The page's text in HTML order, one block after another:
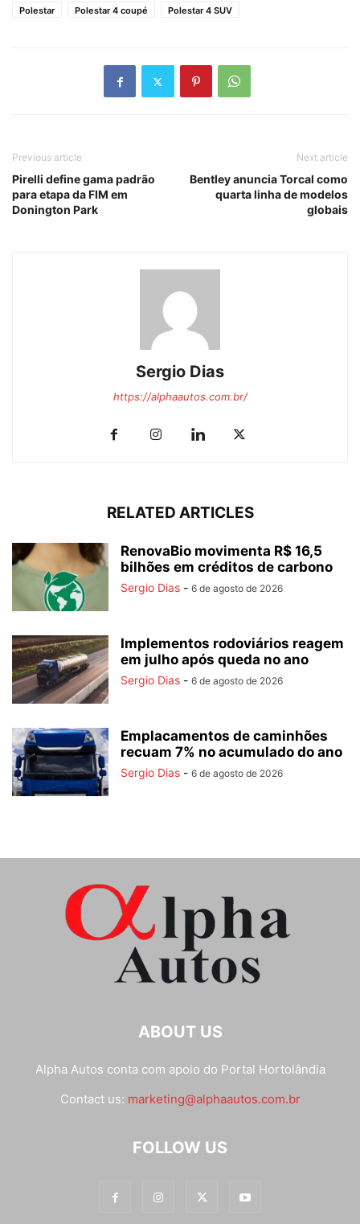
Polestar
Polestar 4 coupé Polestar 4 SUV
Previous article
Pirelli define gama padrão
para etapa da FIM em
Donington Park
Next article
Bentley anuncia Torcal como
quarta linha de modelos
globais
Sergio Dias
https://alphaautos.com.br/
RELATED ARTICLES
RenovaBio movimenta R$ 16,5
bilhões em créditos de carbono
Sergio Dias - 6 de agosto de 2026
Implementos rodoviários reagem
em julho após queda no ano
Sergio Dias - 6 de agosto de 2026
Emplacamentos de caminhões
recuam 7% no acumulado do ano
Sergio Dias - 6 de agosto de 2026
ABOUT US
Alpha Autos conta com apoio do Portal Hortolândia
Contact us: marketing@alphaautos.com.br
FOLLOW US